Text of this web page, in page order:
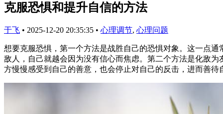
克服恐惧和提升自信的方法
于飞 • 2025-12-20 20:35:35 • 心理调节, 心理问题
想要克服恐惧，第一个方法是战胜自己的恐惧对象。这一点
敌人，自己就越会因为没有信心而焦虑。第二个方法是化敌
方慢慢感受到自己的善意，也会停止对自己的反击，进而善待